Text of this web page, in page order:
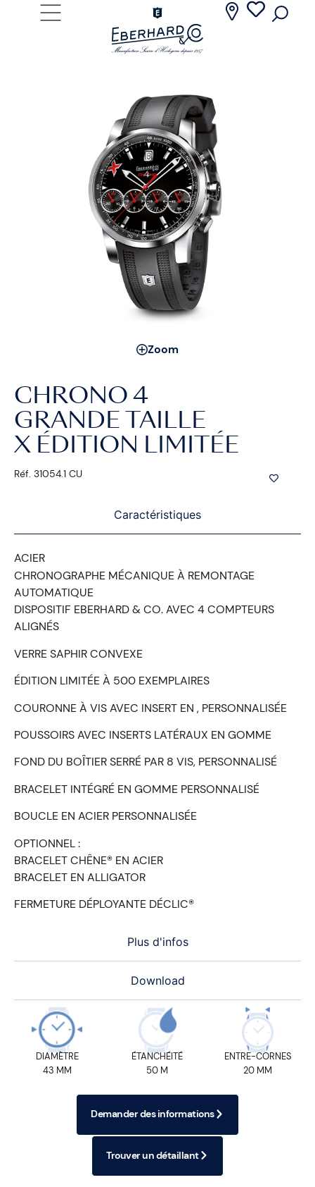
Zoom
CHRONO 4
GRANDE TAILLE
X ÉDITION LIMITÉE
Réf. 31054.1 CU
Caractéristiques
Plus d'infos
Download
ACIER
CHRONOGRAPHE MÉCANIQUE À REMONTAGE
AUTOMATIQUE
DISPOSITIF EBERHARD & CO. AVEC 4 COMPTEURS
ALIGNÉS
VERRE SAPHIR CONVEXE
ÉDITION LIMITÉE À 500 EXEMPLAIRES
COURONNE À VIS AVEC INSERT EN , PERSONNALISÉE
POUSSOIRS AVEC INSERTS LATÉRAUX EN GOMME
FOND DU BOȊTIER SERRÉ PAR 8 VIS, PERSONNALISÉ
BRACELET INTÉGRÉ EN GOMME PERSONNALISÉ
BOUCLE EN ACIER PERSONNALISÉE
OPTIONNEL :
BRACELET CHÊNE® EN ACIER
BRACELET EN ALLIGATOR
FERMETURE DÉPLOYANTE DÉCLIC®
DIAMÈTRE
43 MM
ÉTANCHÉITÉ
50 M
ENTRE-CORNES
20 MM
Demander des informations
Trouver un détaillant